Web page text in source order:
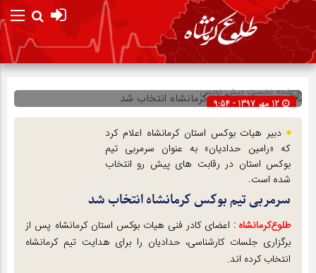
صفحه نخستپیش نویس
12 مهر 1397 - 9:54
دبیر هیات بوکس استان کرمانشاه اعلام کرد
که «رامین حدادیان» به عنوان سرمربی تیم
بوکس استان در رقابت های پیش رو انتخاب
شده است.
سرمربی تیم بوکس کرمانشاه انتخاب شد
طلوع‌‌کرمانشاه : اعضای کادر فنی هیات بوکس استان کرمانشاه پس از
برگزاری جلسات کارشناسی، حدادیان را برای هدایت تیم کرمانشاه
انتخاب کرده اند.